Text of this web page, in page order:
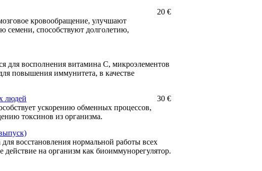
кровообращение, улучшают
семени, способствуют долголетию,
20 €
восполнения витамина С, микроэлементов
повышения иммунитета, в качестве
людей
ускорению обменных процессов,
токсинов из организма.
30 €
восстановления нормальной работы всех
на организм как биоиммунорегулятор.